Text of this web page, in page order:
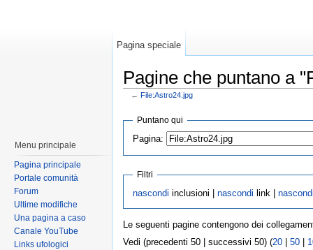
Pagine che puntano a
← File:Astro24.jpg
Puntano qui
Pagina:
Filtri
nascondi inclusioni | nascondi link |
Le seguenti pagine contengono dei
Vedi (precedenti 50 | successivi 50) (20 50
Pagina speciale
Menu principale
Pagina principale
Portale comunità
Forum
Ultime modifiche
Una pagina a caso
Canale YouTube
Links ufologici